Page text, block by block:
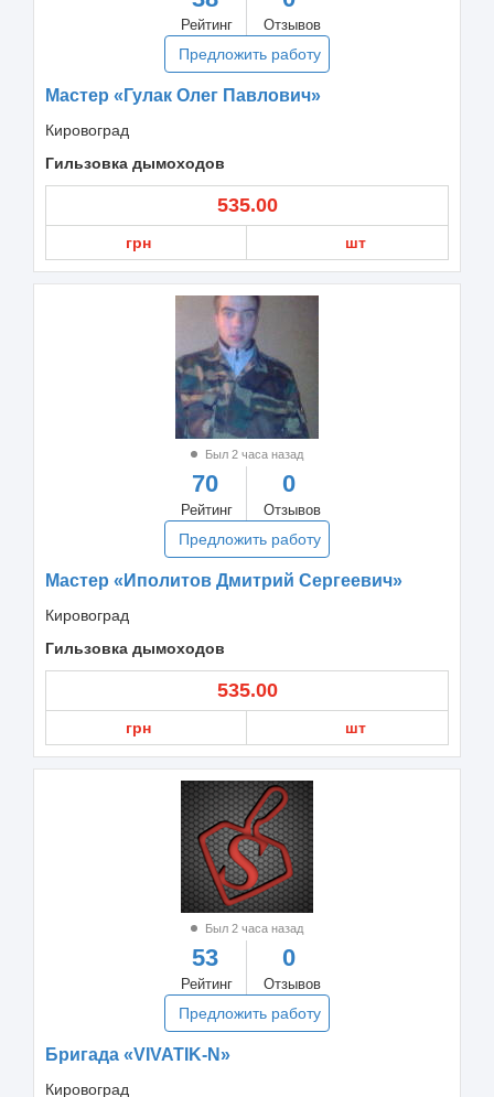
Рейтинг Отзывов
Предложить работу
Мастер «Гулак Олег Павлович»
Кировоград
Гильзовка дымоходов
535.00
грн шт
Был 2 часа назад
70
Рейтинг
0
Отзывов
Предложить работу
Мастер «Иполитов Дмитрий Сергеевич»
Кировоград
Гильзовка дымоходов
535.00
грн шт
Был 2 часа назад
53
Рейтинг
0
Отзывов
Предложить работу
Бригада «VIVATIK-N»
Кировоград